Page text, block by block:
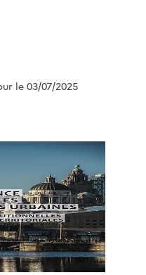
le 03/07/2025